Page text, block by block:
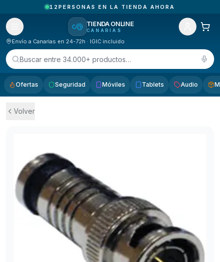
12PERSONAS EN LA TIENDA AHORA
TIENDA ONLINE
CANARIAS
Envío a Canarias en 24-72h · IGIC incluido
Buscar entre 34.000+ productos…
Ofertas Seguridad Móviles Tablets Audio
Volver